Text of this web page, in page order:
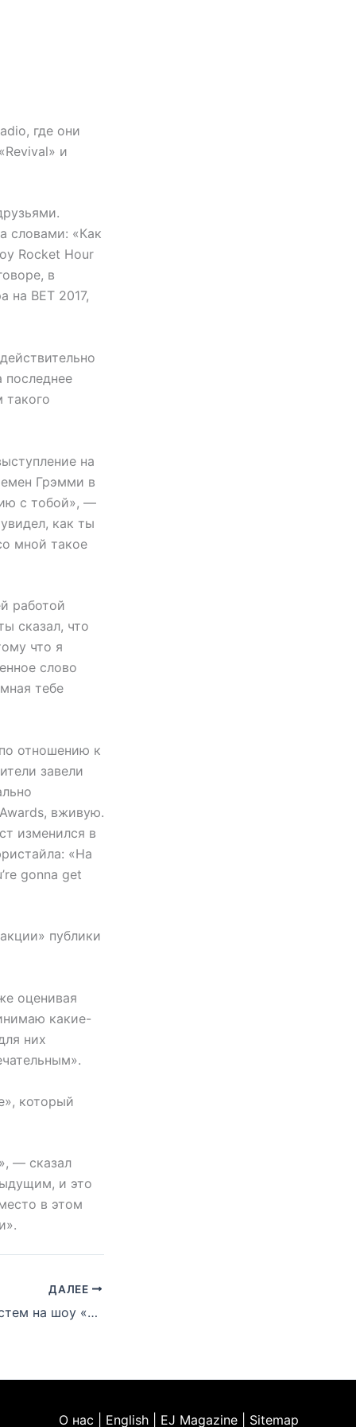
где они
и
словами: «Как
Rocket Hour
в
на BET 2017,
на
Грэмми в
с тобой», —
как ты
мной такое
работой
сказал, что
что я
слово
тебе
отношению к
завели
вживую.
изменился в
«На
gonna get
публики
оценивая
какие-
них
который
— сказал
и это
в этом
ДАЛЕЕ
Eminem стает гостем на шоу «Jimmy Kimmel Live»
О нас | English | EJ Magazine | Sitemap